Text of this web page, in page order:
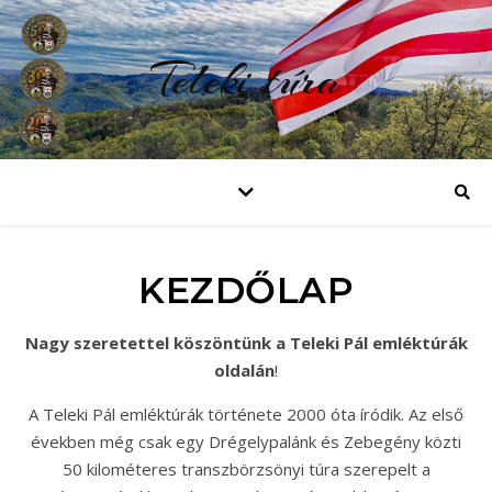
Teleki túra
KEZDŐLAP
Nagy szeretettel köszöntünk a Teleki Pál emléktúrák
oldalán!
A Teleki Pál emléktúrák története 2000 óta íródik. Az első
években még csak egy Drégelypalánk és Zebegény közti
50 kilométeres transzbörzsönyi túra szerepelt a